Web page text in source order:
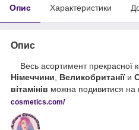
Опис Характеристики
Опис
Весь асортимент прекрасної
Німеччини
Великобританіїи
вітамінів можна подивитися на
cosmetics.com/